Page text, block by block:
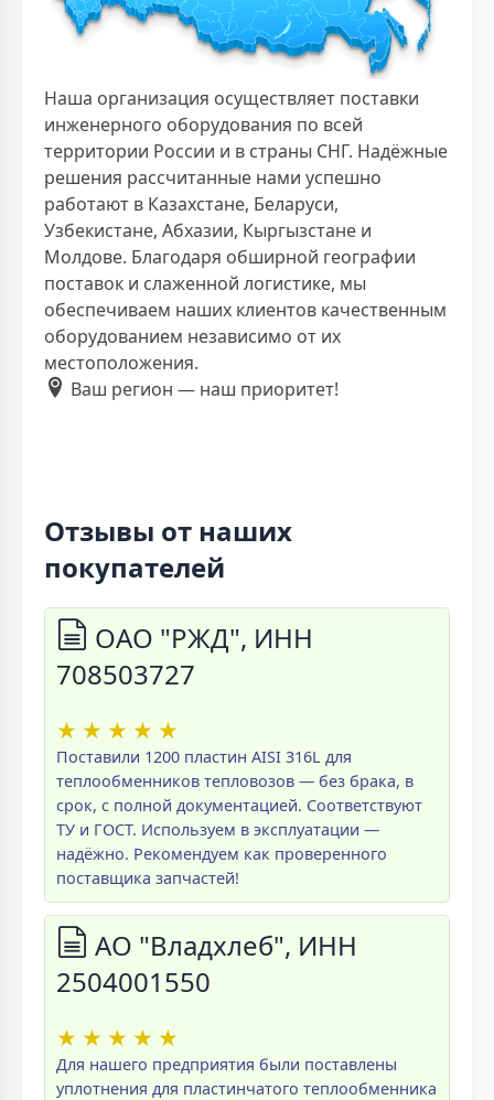
Наша организация осуществляет поставки
инженерного оборудования по всей
территории России и в страны СНГ. Надёжные
решения рассчитанные нами успешно
работают в Казахстане, Беларуси,
Узбекистане, Абхазии, Кыргызстане и
Молдове. Благодаря обширной географии
поставок и слаженной логистике, мы
обеспечиваем наших клиентов качественным
оборудованием независимо от их
местоположения.
Ваш регион — наш приоритет!
Отзывы от наших
покупателей
ОАО "РЖД", ИНН
708503727
★ ★ ★ ★ ★
Поставили 1200 пластин AISI 316L для
теплообменников тепловозов — без брака, в
срок, с полной документацией. Соответствуют
ТУ и ГОСТ. Используем в эксплуатации —
надёжно. Рекомендуем как проверенного
поставщика запчастей!
АО "Владхлеб", ИНН
2504001550
★ ★ ★ ★ ★
Для нашего предприятия были поставлены
уплотнения для пластинчатого теплообменника